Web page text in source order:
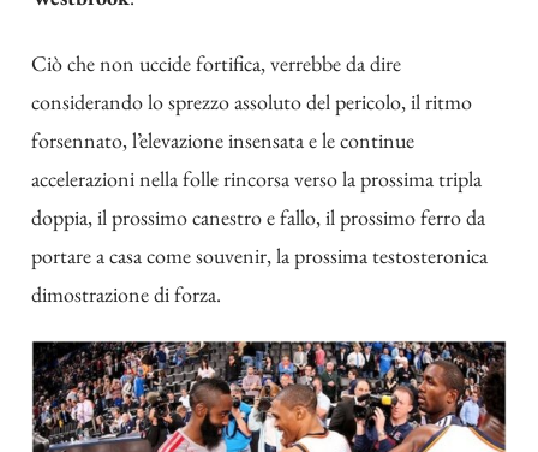
Ciò che non uccide fortifica, verrebbe da dire
considerando lo sprezzo assoluto del pericolo, il ritmo
forsennato, l’elevazione insensata e le continue
accelerazioni nella folle rincorsa verso la prossima tripla
doppia, il prossimo canestro e fallo, il prossimo ferro da
portare a casa come souvenir, la prossima testosteronica
dimostrazione di forza.